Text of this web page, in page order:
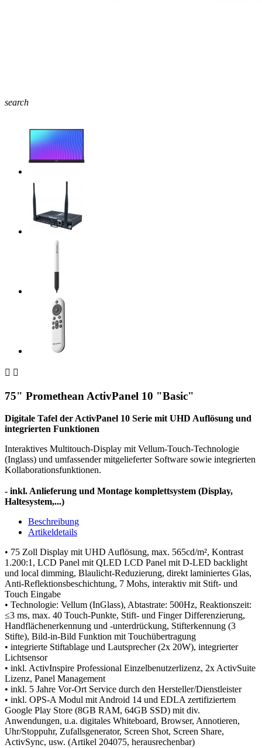
search
 
75" Promethean ActivPanel 10 "Basic"
Digitale Tafel der ActivPanel 10 Serie mit UHD Auflösung und
integrierten Funktionen
Interaktives Multitouch-Display mit Vellum-Touch-Technologie
(Inglass) und umfassender mitgelieferter Software sowie integrierten
Kollaborationsfunktionen.
- inkl. Anlieferung und Montage komplettsystem (Display,
Haltesystem,...)
Beschreibung
Artikeldetails
• 75 Zoll Display mit UHD Auflösung, max. 565cd/m², Kontrast
1.200:1, LCD Panel mit QLED LCD Panel mit D-LED backlight
und local dimming, Blaulicht-Reduzierung, direkt laminiertes Glas,
Anti-Reflektionsbeschichtung, 7 Mohs, interaktiv mit Stift- und
Touch Eingabe
• Technologie: Vellum (InGlass), Abtastrate: 500Hz, Reaktionszeit:
≤3 ms, max. 40 Touch-Punkte, Stift- und Finger Differenzierung,
Handflächenerkennung und -unterdrückung, Stifterkennung (3
Stifte), Bild-in-Bild Funktion mit Touchübertragung
• integrierte Stiftablage und Lautsprecher (2x 20W), integrierter
Lichtsensor
• inkl. ActivInspire Professional Einzelbenutzerlizenz, 2x ActivSuite
Lizenz, Panel Management
• inkl. 5 Jahre Vor-Ort Service durch den Hersteller/Dienstleister
• inkl. OPS-A Modul mit Android 14 und EDLA zertifiziertem
Google Play Store (8GB RAM, 64GB SSD) mit div.
Anwendungen, u.a. digitales Whiteboard, Browser, Annotieren,
Uhr/Stoppuhr, Zufallsgenerator, Screen Shot, Screen Share,
ActivSync, usw. (Artikel 204075, herausrechenbar)